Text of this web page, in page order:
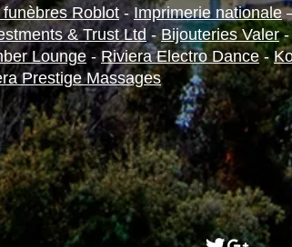
Roblot -Imprimerie nationale
& Trust Ltd -Bijouteries Valer
Lounge- Riviera Electro Dance-
Prestige Massages